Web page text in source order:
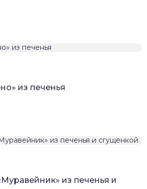
из печенья
из печенья и